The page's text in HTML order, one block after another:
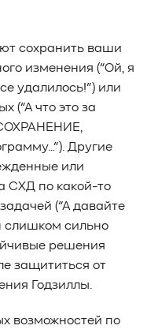
сохранить ваши
изменения (“Ой, я
удалилось!”) или
(“А что это за
Другие
или
СХД по какой-то
(“А давайте
слишком сильно
решения
защититься от
Годзиллы.
возможностей по